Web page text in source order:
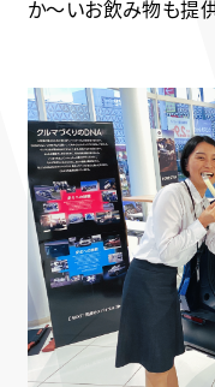
か～いお飲み物も提供